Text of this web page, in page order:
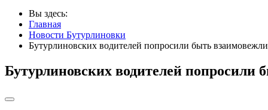
Вы здесь:
Главная
Новости Бутурлиновки
Бутурлиновских водителей попросили быть
Бутурлиновских водителей